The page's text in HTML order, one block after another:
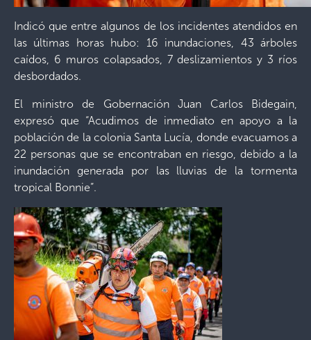
Indicó que entre algunos de los incidentes atendidos en
las últimas horas hubo: 16 inundaciones, 43 árboles
caídos, 6 muros colapsados, 7 deslizamientos y 3 ríos
desbordados.
El ministro de Gobernación Juan Carlos Bidegain,
expresó que “Acudimos de inmediato en apoyo a la
población de la colonia Santa Lucía, donde evacuamos a
22 personas que se encontraban en riesgo, debido a la
inundación generada por las lluvias de la tormenta
tropical Bonnie”.